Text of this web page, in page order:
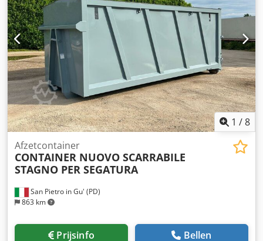
1 /8
San Pietro in Gu' (PD)
863 km
Afzetcontainer
CONTAINER NUOVO SCARRABILE
STAGNO PER SEGATURA
Prijsinfo Bellen